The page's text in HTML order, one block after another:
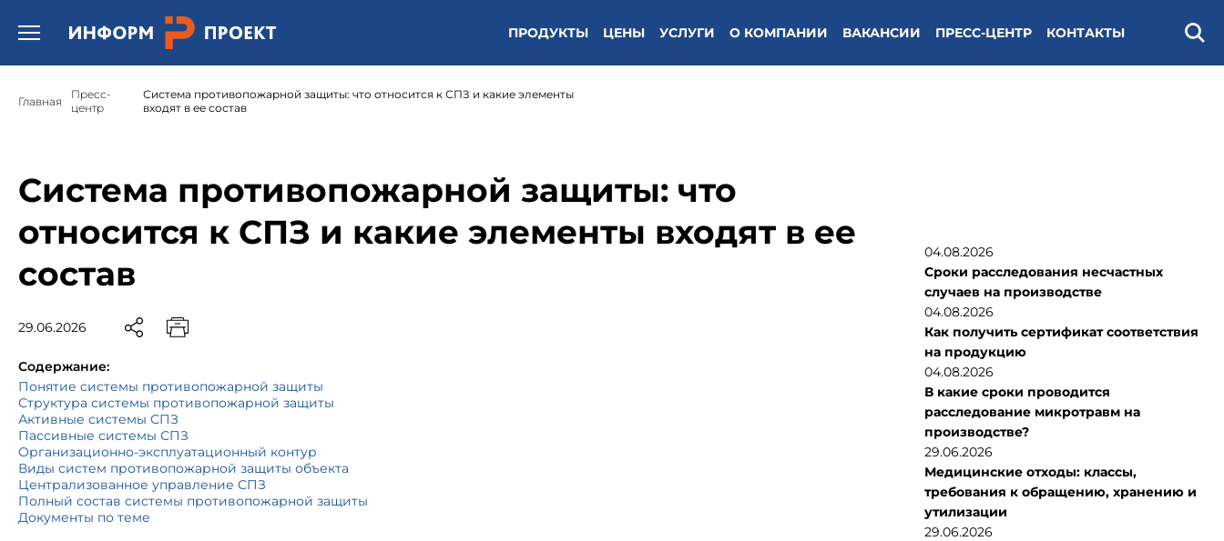
Открыть бургер меню. ПРОДУКТЫ ЦЕНЫ УСЛУГИ О КОМПАНИИ ВАКАНСИИ ПРЕСС-ЦЕНТР КОНТАКТЫ
Главная
Пресс-
центр
Система противопожарной защиты: что относится к СПЗ и какие элементы
входят в ее состав
Система противопожарной защиты: что
относится к СПЗ и какие элементы входят в ее
состав
29.06.2026
Содержание:
Понятие системы противопожарной защиты
Структура системы противопожарной защиты
Активные системы СПЗ
Пассивные системы СПЗ
Организационно-эксплуатационный контур
Виды систем противопожарной защиты объекта
Централизованное управление СПЗ
Полный состав системы противопожарной защиты
Документы по теме
04.08.2026
Сроки расследования несчастных
случаев на производстве
04.08.2026
Как получить сертификат соответствия
на продукцию
04.08.2026
В какие сроки проводится
расследование микротравм на
производстве?
29.06.2026
Медицинские отходы: классы,
требования к обращению, хранению и
утилизации
29.06.2026